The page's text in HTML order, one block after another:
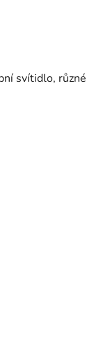
svítidlo, různé